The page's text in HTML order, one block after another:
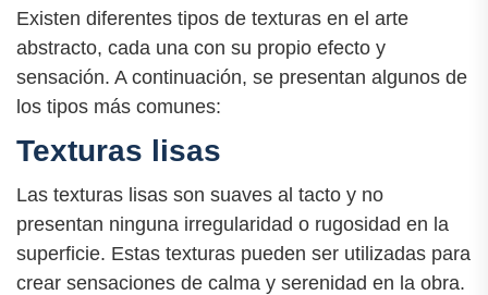
Existen diferentes tipos de texturas en el arte
abstracto, cada una con su propio efecto y
sensación. A continuación, se presentan algunos de
los tipos más comunes:
Texturas lisas
Las texturas lisas son suaves al tacto y no
presentan ninguna irregularidad o rugosidad en la
superficie. Estas texturas pueden ser utilizadas para
crear sensaciones de calma y serenidad en la obra.